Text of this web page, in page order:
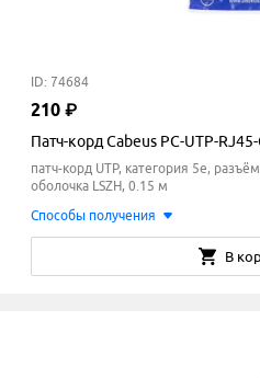
ID: 74684
210 ₽
Патч-корд Cabeus PC-UTP-
патч-корд UTP, категория 5e,
оболочка LSZH, 0.15 м
Способы получения
В